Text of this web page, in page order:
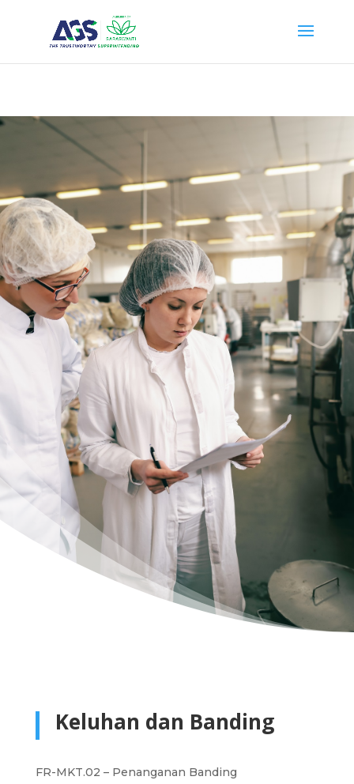
Anugerah Global Superintending", "url": "https://ags.saraswanti.com/"
Keluhan dan Banding
FR-MKT.02 – Penanganan Banding